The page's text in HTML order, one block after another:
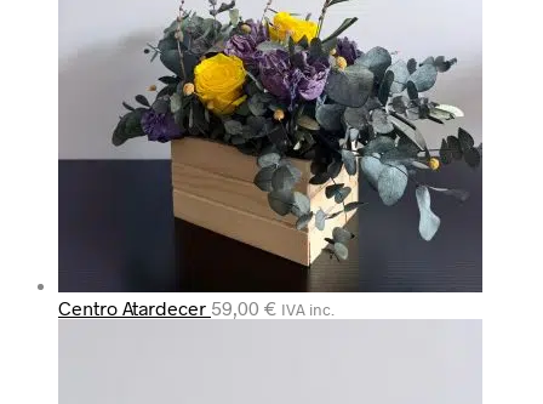
Centro Atardecer 59,00 € IVA inc.